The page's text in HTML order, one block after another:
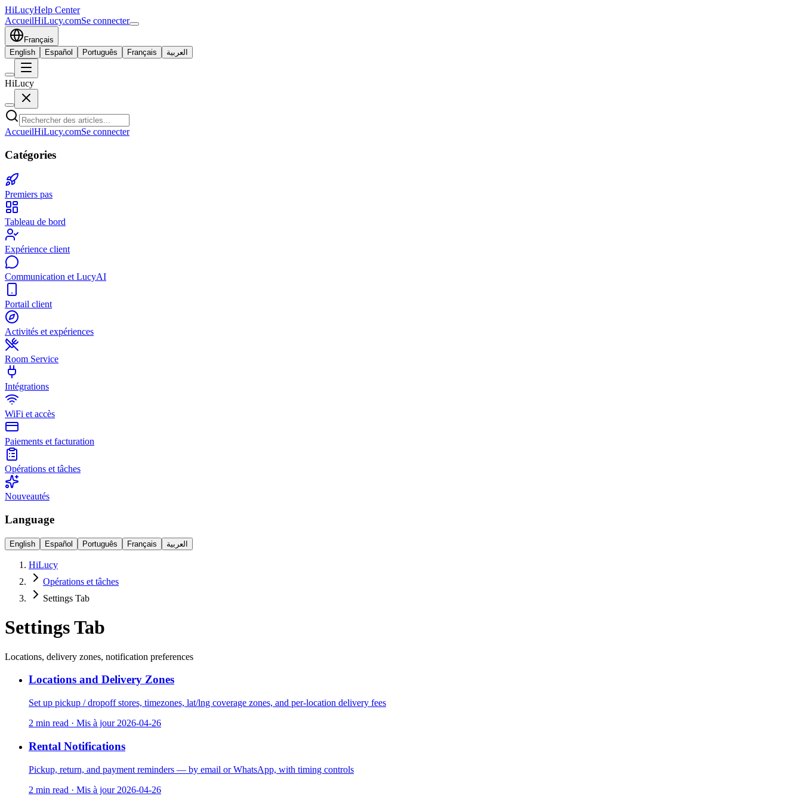
HiLucyHelp Center
AccueilHiLucy.comSe connecter
Français
English
Español Português Français العربية
HiLucy
AccueilHiLucy.comSe connecter
Catégories
Premiers pas
Tableau de bord
Expérience client
Communication et LucyAI
Portail client
Activités et expériences
Room Service
Intégrations
WiFi et accès
Paiements et facturation
Opérations et tâches
Nouveautés
Language
English Español Português Français العربية
HiLucy
Opérations et tâches
Settings Tab
Settings Tab
Locations, delivery zones, notification preferences
Locations and Delivery Zones
Set up pickup / dropoff stores, timezones, lat/lng coverage zones, and per-location delivery fees
2 min read · Mis à jour 2026-04-26
Rental Notifications
Pickup, return, and payment reminders — by email or WhatsApp, with timing controls
2 min read · Mis à jour 2026-04-26